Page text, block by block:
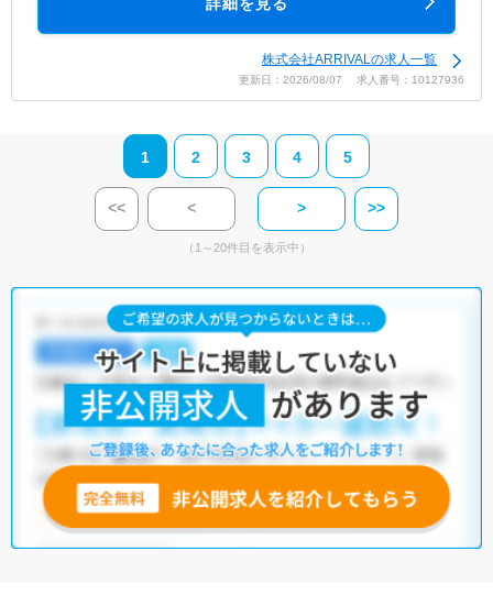
株式会社ARRIVALの求人一覧
更新日：2026/08/07 求人番号：10127936
1 2 3 4 5
<< < > >>
（1～20件目を表示中）